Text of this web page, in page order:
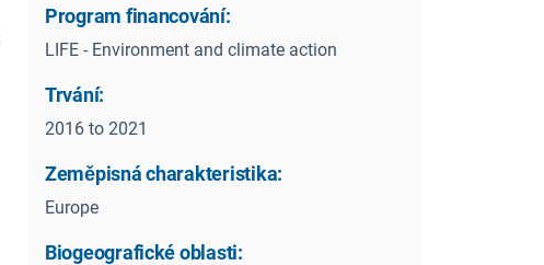
Program financování:
LIFE - Environment and climate action
Trvání:
2016 to 2021
Zeměpisná charakteristika:
Europe
Biogeografické oblasti: